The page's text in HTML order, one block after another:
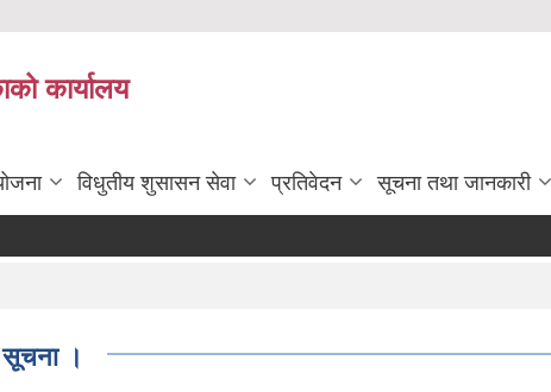
कार्यालय
विधुतीय शुसासन सेवा प्रतिवेदन सूचना तथा जानकारी
सूचना ।